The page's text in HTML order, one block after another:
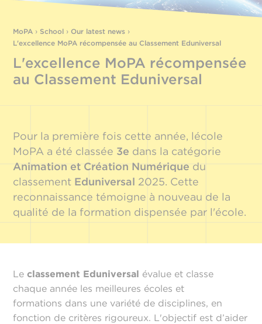
MoPA › School ›Our latest news ›
L'excellence MoPA récompensée au Classement Eduniversal
L'excellence MoPA récompensée
au Classement Eduniversal
Pour la première fois cette année, lécole
MoPA a été classée 3e dans la catégorie
Animation et Création Numérique du
classement Eduniversal 2025. Cette
reconnaissance témoigne à nouveau de la
qualité de la formation dispensée par l'école.
Leclassement Eduniversal évalue et classe
chaque année les meilleures écoles et
formations dans une variété de disciplines, en
fonction de critères rigoureux. L'objectif est d’aider